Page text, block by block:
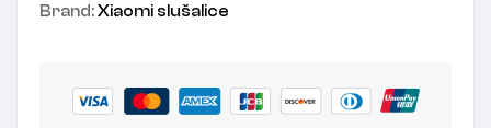
Brand:Xiaomi slušalice